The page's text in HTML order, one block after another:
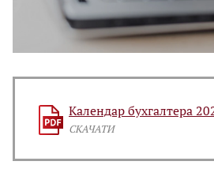
Календар бухгалтера
СКАЧАТИ